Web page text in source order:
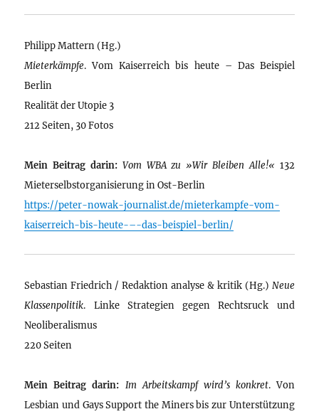
Philipp Mattern (Hg.)
Mieterkämpfe. Vom Kaiserreich bis heute – Das Beispiel
Berlin
Realität der Utopie 3
212 Seiten, 30 Fotos
Mein Beitrag darin: Vom WBA zu »Wir Bleiben Alle!« 132
Mieterselbstorganisierung in Ost-Berlin
https://peter-nowak-journalist.de/mieterkampfe-vom-
kaiserreich-bis-heute-–-das-beispiel-berlin/
Sebastian Friedrich / Redaktion analyse & kritik (Hg.) Neue
Klassenpolitik. Linke Strategien gegen Rechtsruck und
Neoliberalismus
220 Seiten
Mein Beitrag darin: Im Arbeitskampf wird’s konkret. Von
Lesbian und Gays Support the Miners bis zur Unterstützung